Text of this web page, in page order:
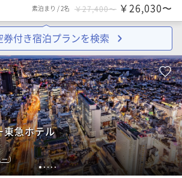
素泊まり /2名 ￥27,400〜 ￥26,030〜
券付き宿泊プランを検索
12345
東急ホテル
ー）